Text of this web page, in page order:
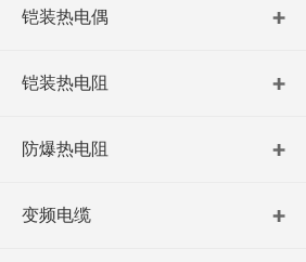
铠装热电偶
铠装热电阻
防爆热电阻
变频电缆